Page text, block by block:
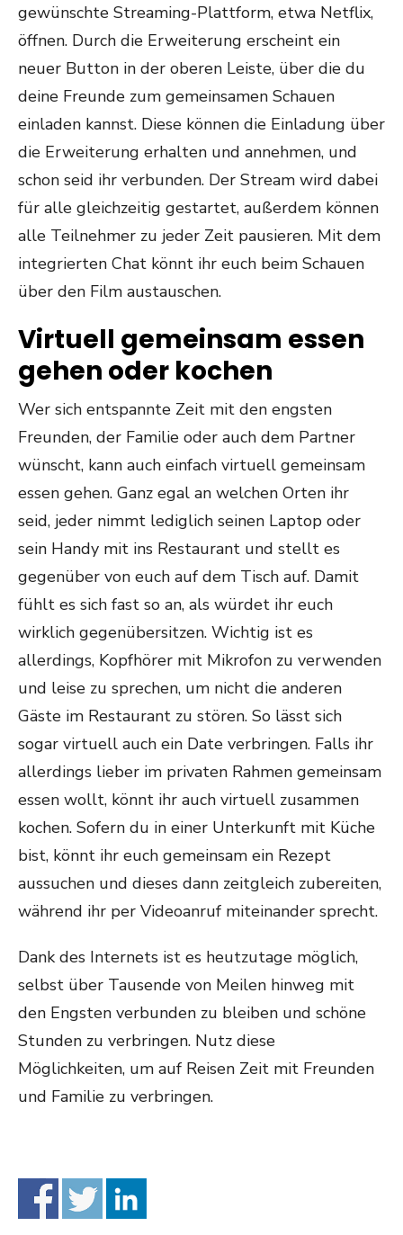
gewünschte Streaming-Plattform, etwa Netflix,
öffnen. Durch die Erweiterung erscheint ein
neuer Button in der oberen Leiste, über die du
deine Freunde zum gemeinsamen Schauen
einladen kannst. Diese können die Einladung über
die Erweiterung erhalten und annehmen, und
schon seid ihr verbunden. Der Stream wird dabei
für alle gleichzeitig gestartet, außerdem können
alle Teilnehmer zu jeder Zeit pausieren. Mit dem
integrierten Chat könnt ihr euch beim Schauen
über den Film austauschen.
Virtuell gemeinsam essen
gehen oder kochen
Wer sich entspannte Zeit mit den engsten
Freunden, der Familie oder auch dem Partner
wünscht, kann auch einfach virtuell gemeinsam
essen gehen. Ganz egal an welchen Orten ihr
seid, jeder nimmt lediglich seinen Laptop oder
sein Handy mit ins Restaurant und stellt es
gegenüber von euch auf dem Tisch auf. Damit
fühlt es sich fast so an, als würdet ihr euch
wirklich gegenübersitzen. Wichtig ist es
allerdings, Kopfhörer mit Mikrofon zu verwenden
und leise zu sprechen, um nicht die anderen
Gäste im Restaurant zu stören. So lässt sich
sogar virtuell auch ein Date verbringen. Falls ihr
allerdings lieber im privaten Rahmen gemeinsam
essen wollt, könnt ihr auch virtuell zusammen
kochen. Sofern du in einer Unterkunft mit Küche
bist, könnt ihr euch gemeinsam ein Rezept
aussuchen und dieses dann zeitgleich zubereiten,
während ihr per Videoanruf miteinander sprecht.
Dank des Internets ist es heutzutage möglich,
selbst über Tausende von Meilen hinweg mit
den Engsten verbunden zu bleiben und schöne
Stunden zu verbringen. Nutz diese
Möglichkeiten, um auf Reisen Zeit mit Freunden
und Familie zu verbringen.